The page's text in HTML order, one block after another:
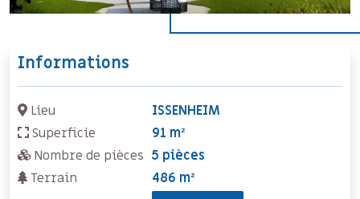
Informations
Lieu
ISSENHEIM
Superficie
91 m²
Nombre de pièces 5 pièces
Terrain
486 m²